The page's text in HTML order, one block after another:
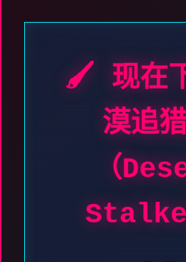
🖌️ 现在
漠追
（